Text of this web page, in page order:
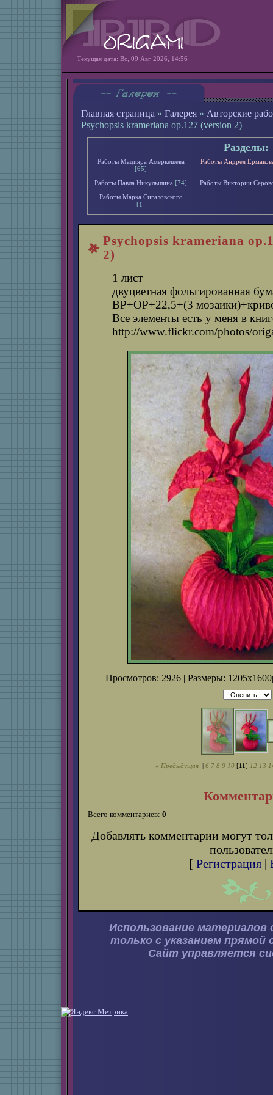
Текущая дата: Вс, 09 Авг 2026, 14:56
Главная страница » Галерея » Авторские
Psychopsis krameriana op.127 (version 2)
Разделы:
Работы Мадияра Амеркешева
[65]
Работы Андрея
Работы Павла Никульшина [74]
Работы Виктории
Работы Марка Сигаловского
[1]
Psychopsis krameriana
2)
1 лист
двуцветная фольгированная
ВР+OP+22,5+(3
Все элементы есть у меня в
http://www.flickr.com/photos/
Просмотров: 2926 | Размеры:
« Предыдущая| 6 7 8 9 10[11 ] 12 13
Всего комментариев: 0
Добавлять комментарии могут
[ Регистрация |
Использование материалов
только с указанием прямой
Сайт управляется